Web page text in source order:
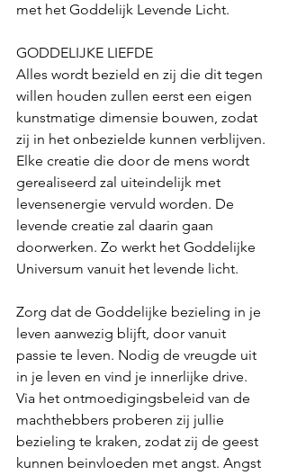
met het Goddelijk Levende Licht.
GODDELIJKE LIEFDE
Alles wordt bezield en zij die dit tegen
willen houden zullen eerst een eigen
kunstmatige dimensie bouwen, zodat
zij in het onbezielde kunnen verblijven.
Elke creatie die door de mens wordt
gerealiseerd zal uiteindelijk met
levensenergie vervuld worden. De
levende creatie zal daarin gaan
doorwerken. Zo werkt het Goddelijke
Universum vanuit het levende licht.
Zorg dat de Goddelijke bezieling in je
leven aanwezig blijft, door vanuit
passie te leven. Nodig de vreugde uit
in je leven en vind je innerlijke drive.
Via het ontmoedigingsbeleid van de
machthebbers proberen zij jullie
bezieling te kraken, zodat zij de geest
kunnen beinvloeden met angst. Angst